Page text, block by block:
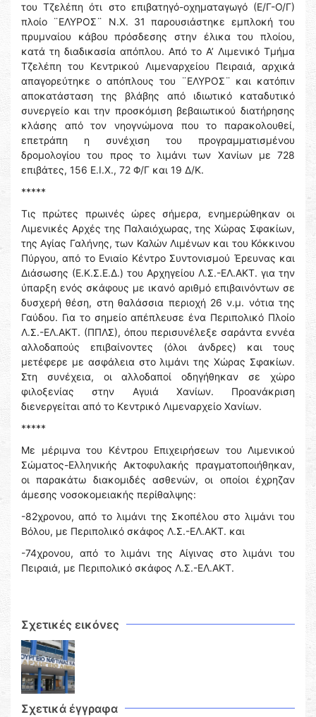
του Τζελέπη ότι στο επιβατηγό-οχηματαγωγό (Ε/Γ-Ο/Γ)
πλοίο ¨ΕΛΥΡΟΣ¨ Ν.Χ. 31 παρουσιάστηκε εμπλοκή του
πρυμναίου κάβου πρόσδεσης στην έλικα του πλοίου,
κατά τη διαδικασία απόπλου. Από το Α’ Λιμενικό Τμήμα
Τζελέπη του Κεντρικού Λιμεναρχείου Πειραιά, αρχικά
απαγορεύτηκε ο απόπλους του ¨ΕΛΥΡΟΣ¨ και κατόπιν
αποκατάσταση της βλάβης από ιδιωτικό καταδυτικό
συνεργείο και την προσκόμιση βεβαιωτικού διατήρησης
κλάσης από τον νηογνώμονα που το παρακολουθεί,
επετράπη η συνέχιση του προγραμματισμένου
δρομολογίου του προς το λιμάνι των Χανίων με 728
επιβάτες, 156 Ε.Ι.Χ., 72 Φ/Γ και 19 Δ/Κ.
*****
Τις πρώτες πρωινές ώρες σήμερα, ενημερώθηκαν οι
Λιμενικές Αρχές της Παλαιόχωρας, της Χώρας Σφακίων,
της Αγίας Γαλήνης, των Καλών Λιμένων και του Κόκκινου
Πύργου, από το Ενιαίο Κέντρο Συντονισμού Έρευνας και
Διάσωσης (Ε.Κ.Σ.Ε.Δ.) του Αρχηγείου Λ.Σ.-ΕΛ.ΑΚΤ. για την
ύπαρξη ενός σκάφους με ικανό αριθμό επιβαινόντων σε
δυσχερή θέση, στη θαλάσσια περιοχή 26 ν.μ. νότια της
Γαύδου. Για το σημείο απέπλευσε ένα Περιπολικό Πλοίο
Λ.Σ.-ΕΛ.ΑΚΤ. (ΠΠΛΣ), όπου περισυνέλεξε σαράντα εννέα
αλλοδαπούς επιβαίνοντες (όλοι άνδρες) και τους
μετέφερε με ασφάλεια στο λιμάνι της Χώρας Σφακίων.
Στη συνέχεια, οι αλλοδαποί οδηγήθηκαν σε χώρο
φιλοξενίας στην Αγυιά Χανίων. Προανάκριση
διενεργείται από το Κεντρικό Λιμεναρχείο Χανίων.
*****
Με μέριμνα του Κέντρου Επιχειρήσεων του Λιμενικού
Σώματος-Ελληνικής Ακτοφυλακής πραγματοποιήθηκαν,
οι παρακάτω διακομιδές ασθενών, οι οποίοι έχρηζαν
άμεσης νοσοκομειακής περίθαλψης:
-82χρονου, από το λιμάνι της Σκοπέλου στο λιμάνι του
Βόλου, με Περιπολικό σκάφος Λ.Σ.-ΕΛ.ΑΚΤ. και
-74χρονου, από το λιμάνι της Αίγινας στο λιμάνι του
Πειραιά, με Περιπολικό σκάφος Λ.Σ.-ΕΛ.ΑΚΤ.
Σχετικές εικόνες
Σχετικά έγγραφα